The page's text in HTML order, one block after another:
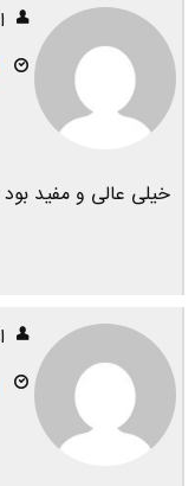
خیلی عالی و مفید